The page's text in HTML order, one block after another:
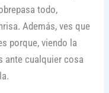
todo,
Además, ves que
porque, viendo la
ante cualquier cosa